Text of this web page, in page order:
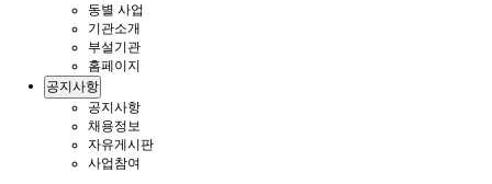
동별 사업
기관소개
부설기관
홈페이지
공지사항
공지사항
채용정보
자유게시판
사업참여